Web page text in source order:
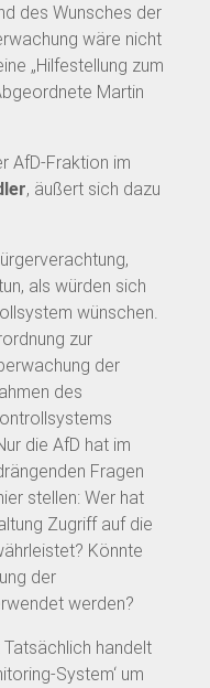
des Wunsches der
wäre nicht
„Hilfestellung zum
Martin
AfD-Fraktion im
, äußert sich dazu
als würden sich
wünschen.
zur
der
des
die AfD hat im
Fragen
stellen: Wer hat
Zugriff auf die
Könnte
der
werden?
handelt
System‘ um